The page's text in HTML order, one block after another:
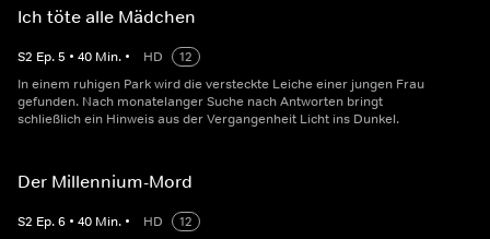
Ich töte alle Mädchen
S2 Ep.5 • 40 Min. • HD
12
In einem ruhigen Park wird die versteckte Leiche einer jungen Frau
gefunden. Nach monatelanger Suche nach Antworten bringt
schließlich ein Hinweis aus der Vergangenheit Licht ins Dunkel.
Der Millennium-Mord
S2 Ep.6 • 40 Min. • HD
12